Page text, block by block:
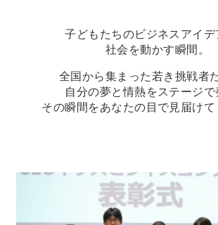
子どもたちのビジネスアイデ
社会を動かす瞬間。
全国から集まった若き挑戦者た
自分の夢と情熱をステージで
その瞬間をあなたの目で見届けて